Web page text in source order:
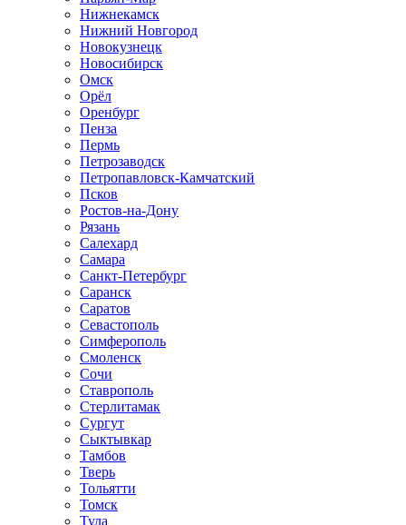
Нижнекамск
Нижний Новгород
Новокузнецк
Новосибирск
Омск
Орёл
Оренбург
Пенза
Пермь
Петрозаводск
Петропавловск-Камчатский
Псков
Ростов-на-Дону
Рязань
Салехард
Самара
Санкт-Петербург
Саранск
Саратов
Севастополь
Симферополь
Смоленск
Сочи
Ставрополь
Стерлитамак
Сургут
Сыктывкар
Тамбов
Тверь
Тольятти
Томск
Тула